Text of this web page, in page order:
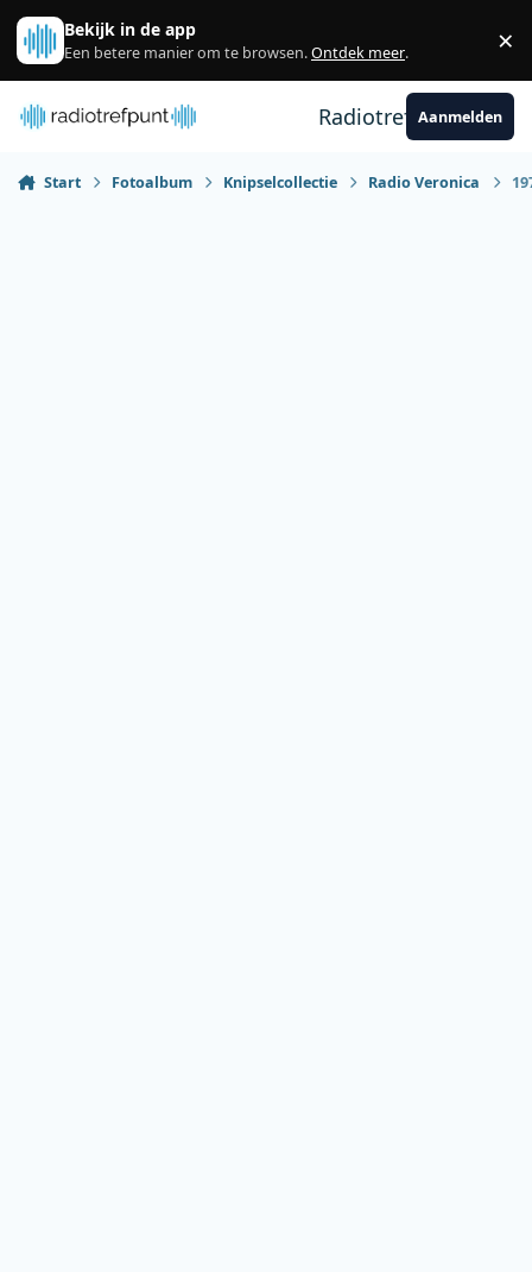
Spring naar bijdragen
Bekijk in de app
Een betere manier om te browsen.Ontdek meer. ×
RadiotrefpuntAanmelden
Start Fotoalbum Knipselcollectie Radio Veronica